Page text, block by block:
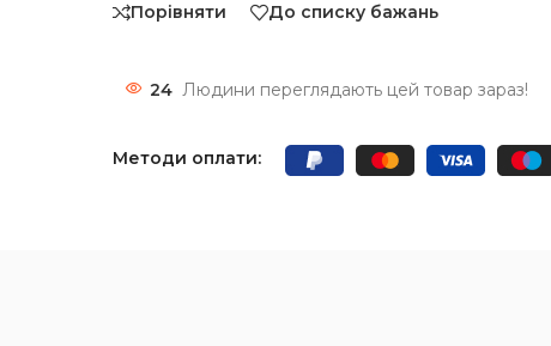
Порівняти До списку бажань
24 Людини переглядають цей товар зараз!
Методи оплати: